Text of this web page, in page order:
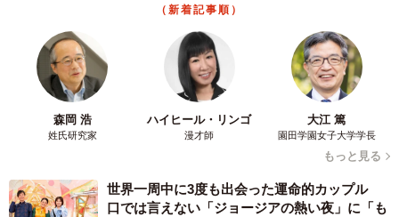
（新着記事順）
森岡 浩
姓氏研究家
ハイヒール・リンゴ
漫才師
大江 篤
園田学園女子大学学長
もっと見る
世界一周中に3度も出会った運命的カップル
口では言えない「ジョージアの熱い夜」に「も